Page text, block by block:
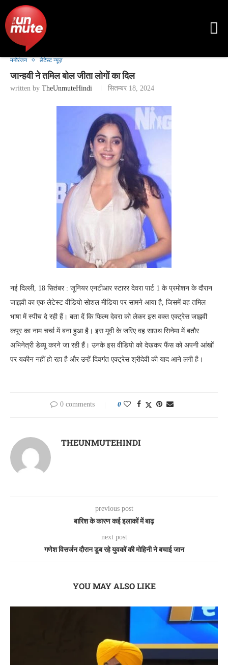
मनोरंजन लेटेस्ट न्यूज़
जान्हवी ने तमिल बोल जीता लोगों का दिल
written by TheUnmuteHindi सितम्बर 18, 2024
नई दिल्ली, 18 सितंबर : जूनियर एनटीआर स्टारर देवरा पार्ट 1 के प्रमोशन के दौरान
जाह्नवी का एक लेटेस्ट वीडियो सोशल मीडिया पर सामने आया है, जिसमें वह तमिल
भाषा में स्पीच दे रही हैं। बता दें कि फिल्म देवरा को लेकर इस वक्त एक्ट्रेस जाह्नवी
कपूर का नाम चर्चा में बना हुआ है। इस मूवी के जरिए वह साउथ सिनेमा में बतौर
अभिनेत्री डेब्यू करने जा रही हैं। उनके इस वीडियो को देखकर फैंस को अपनी आंखों
पर यकीन नहीं हो रहा है और उन्हें दिवगंत एक्ट्रेस श्रीदेवी की याद आने लगी है।
0 comments 0
THEUNMUTEHINDI
previous post
बारिश के कारण कई इलाकों में बाढ़
next post
गणेश विसर्जन दौरान डूब रहे युवकों की मोहिनी ने बचाई जान
YOU MAY ALSO LIKE